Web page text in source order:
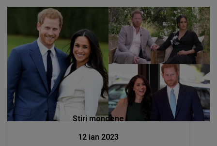
Stiri mondene
12 ian 2023